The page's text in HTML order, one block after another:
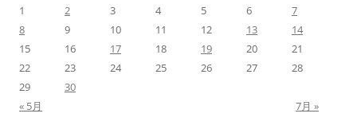
1
2 3 4 5 6
7
8
9 10 11 12 13
14
15
16 17 18 19 20
21
22
23 24 25 26 27
28
29
30
« 5月
7月 »